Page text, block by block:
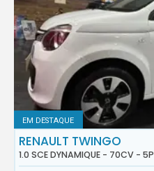
EM DESTAQUE
RENAULT TWINGO
1.0 SCE DYNAMIQUE - 70CV - 5P